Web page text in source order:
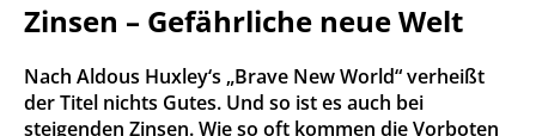
Zinsen – Gefährliche neue Welt
Nach Aldous Huxley‘s „Brave New World“ verheißt
der Titel nichts Gutes. Und so ist es auch bei
steigenden Zinsen. Wie so oft kommen die Vorboten